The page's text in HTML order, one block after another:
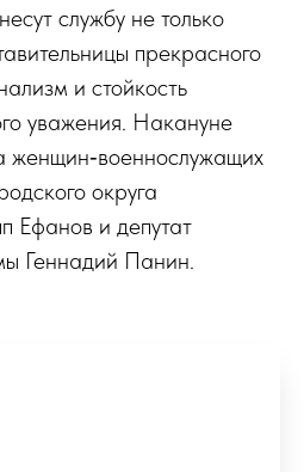
службу не только
прекрасного
и стойкость
уважения. Накануне
женщин‑военнослужащих
округа
Ефанов и депутат
Геннадий Панин.